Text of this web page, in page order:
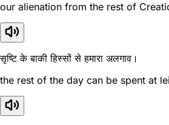
our alienation from the rest of
सृष्टि के बाकी हिस्सों से हमारा अलगाव।
the rest of the day can be spent at